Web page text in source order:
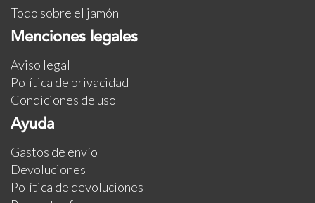
Todo sobre el jamón
Menciones legales
Aviso legal
Política de privacidad
Condiciones de uso
Ayuda
Gastos de envío
Devoluciones
Política de devoluciones